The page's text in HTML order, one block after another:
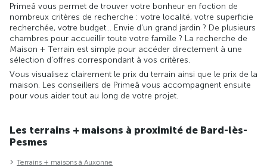
Primeâ vous permet de trouver votre bonheur en foction de
nombreux critères de recherche : votre localité, votre superficie
recherchée, votre budget... Envie d'un grand jardin ? De plusieurs
chambres pour accueillir toute votre famille ? La recherche de
Maison + Terrain est simple pour accéder directement à une
sélection d'offres correspondant à vos critères.
Vous visualisez clairement le prix du terrain ainsi que le prix de la
maison. Les conseillers de Primeâ vous accompagnent ensuite
pour vous aider tout au long de votre projet.
Les terrains + maisons à proximité de Bard-lès-
Pesmes
Terrains + maisons à Auxonne